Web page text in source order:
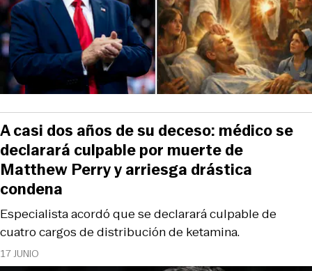
17 JUNIO
Especialista acordó que se declarará culpable de
cuatro cargos de distribución de ketamina.
A casi dos años de su deceso: médico se
declarará culpable por muerte de
Matthew Perry y arriesga drástica
condena